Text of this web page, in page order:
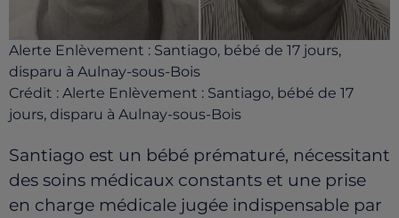
Alerte Enlèvement : Santiago, bébé de 17 jours,
disparu à Aulnay-sous-Bois
Crédit : Alerte Enlèvement : Santiago, bébé de 17
jours, disparu à Aulnay-sous-Bois
Santiago est un bébé prématuré, nécessitant
des soins médicaux constants et une prise
en charge médicale jugée indispensable par